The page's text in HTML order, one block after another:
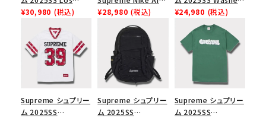
Angeles Fire Relief
イヤーリリーフボック
スロゴTシャツ ホワ
イト 白
¥30,980 (税込)
Force 1 Low シュプ
リーム ナイキエアフォ
ース１スニーカー シ
ューズ ホワイト
¥28,980 (税込)
Chino Twill Camp
Cap ウォッシュチノツ
イルキャンプキャップ
ブラック 黒
¥24,980 (税込)
Supreme シュプリー
ム 2025SS
Supreme シュプリー
ム 2025SS
Supreme シュプリー
ム 2025SS